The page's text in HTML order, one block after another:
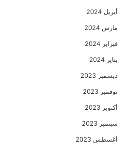
أبريل 2024
مارس 2024
فبراير 2024
يناير 2024
ديسمبر 2023
نوفمبر 2023
أكتوبر 2023
سبتمبر 2023
أغسطس 2023